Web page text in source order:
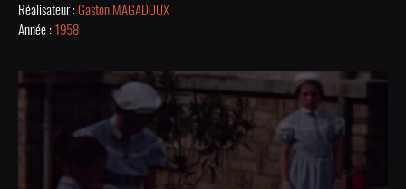
Réalisateur :Gaston MAGADOUX
Année : 1958